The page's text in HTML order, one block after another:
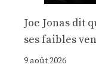
Joe Jonas dit
ses faibles
9 août 2026